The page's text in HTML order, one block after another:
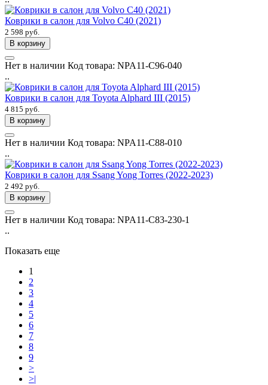
Коврики в салон для Volvo C40 (2021)
2 598 руб.
В корзину
Нет в наличии Код товара: NPA11-C96-040
..
Коврики в салон для Toyota Alphard III (2015)
4 815 руб.
В корзину
Нет в наличии Код товара: NPA11-C88-010
..
Коврики в салон для Ssang Yong Torres (2022-2023)
2 492 руб.
В корзину
Нет в наличии Код товара: NPA11-C83-230-1
..
Показать еще
1
2
3
4
5
6
7
8
9
>
>|